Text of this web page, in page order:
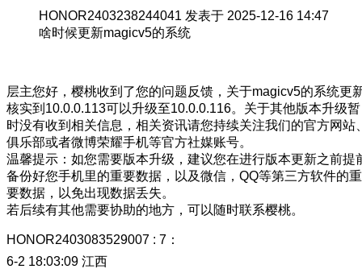
HONOR2403238244041 发表于 2025-12-16 14:47
啥时候更新magicv5的系统
层主您好，樱桃收到了您的问题反馈，关于magicv5的系统更
核实到10.0.0.113可以升级至10.0.0.116。关于其他版本升级暂
时没有收到相关信息，相关资讯请您持续关注我们的官方网站
俱乐部或者微博荣耀手机等官方社媒账号。
温馨提示：如您需要版本升级，建议您在进行版本更新之前提
备份好您手机里的重要数据，以及微信，QQ等第三方软件的重
要数据，以免出现数据丢失。
若后续有其他需要协助的地方，可以随时联系樱桃。
HONOR2403083529007 : 7：
6-2 18:03:09 江西